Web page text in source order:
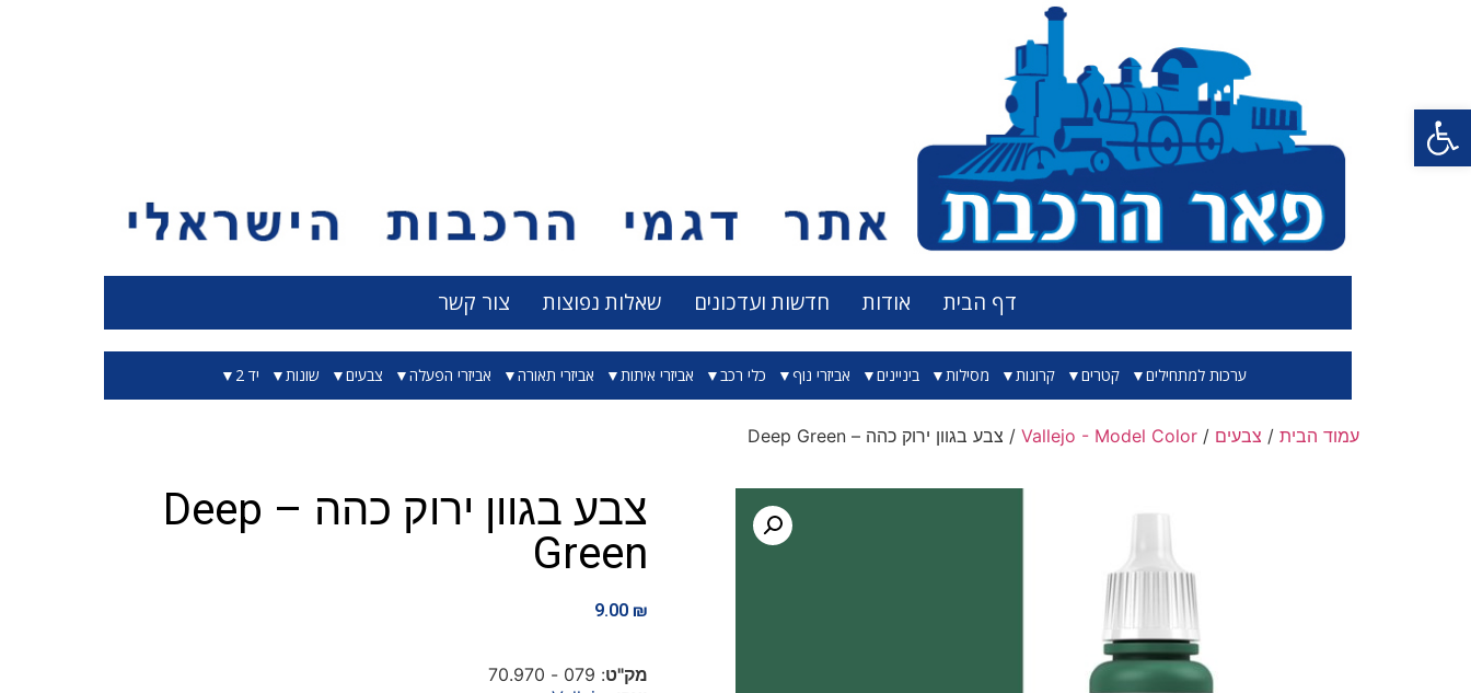
פתח סרגל נגישות
דף הבית אודות חדשות ועדכונים שאלות נפוצות צור קשר
ערכות למתחילים קטרים קרונות מסילות ביניינים אביזרי נוף כלי רכב אביזרי איתות אביזרי תאורה אביזרי הפעלה צבעים שונות יד 2
עמוד הבית / צבעים /
Vallejo - Model Color / צבע בגוון ירוק כהה – Deep Green
צבע בגוון ירוק כהה – Deep
Green
9.00 ₪
מק"ט: 079 - 70.970